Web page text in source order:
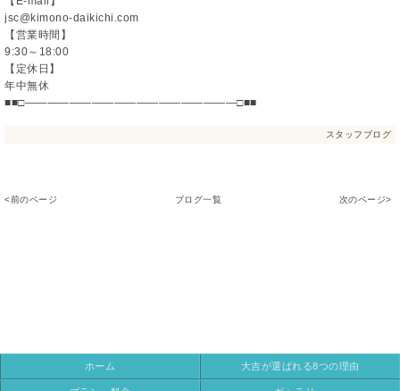
jsc@kimono-daikichi.com
【営業時間】
9:30～18:00
【定休日】
年中無休
■■□―――――――――――――――――――□■■
スタッフブログ
<前のページ ブログ一覧 次のページ>
ホーム 大吉が選ばれる8つの理由